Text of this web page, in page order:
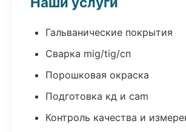
Гальванические покрытия
Сварка mig/tig/сп
Порошковая окраска
Подготовка кд и cam
Контроль качества и